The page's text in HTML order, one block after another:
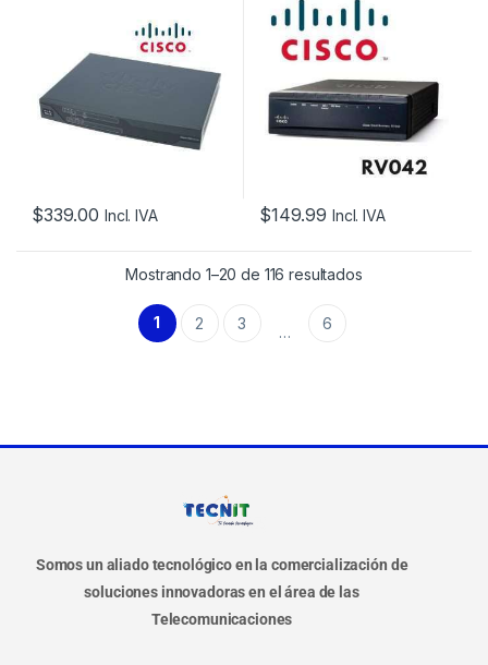
ETHERNET, 1 XUSB
2.0, 1XCONSOLA
ADAPTADOR POE
$339.00 Incl. IVA
WAN Y 4 LAN 10/100
– USADO
$149.99 Incl. IVA
Mostrando 1–20 de 116 resultados
1 2 3 … 6
Somos un aliado tecnológico en la comercialización de
soluciones innovadoras en el área de las
Telecomunicaciones